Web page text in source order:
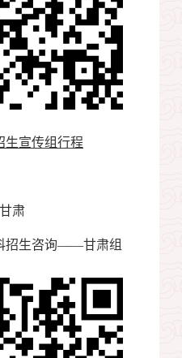
生宣传组行程
甘肃
招生咨询——甘肃组